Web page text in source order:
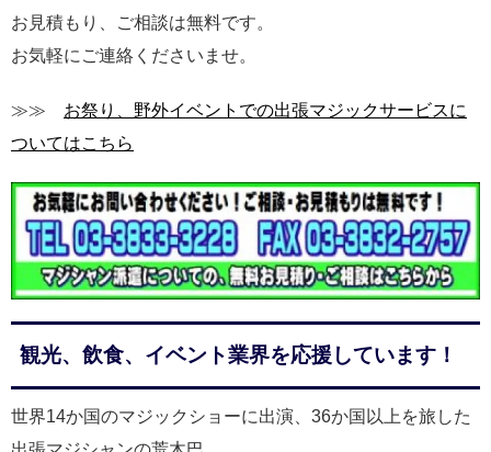
お見積もり、ご相談は無料です。
お気軽にご連絡くださいませ。
≫≫ お祭り、野外イベントでの出張マジックサービスに
ついてはこちら
観光、飲食、イベント業界を応援しています！
世界14か国のマジックショーに出演、36か国以上を旅した